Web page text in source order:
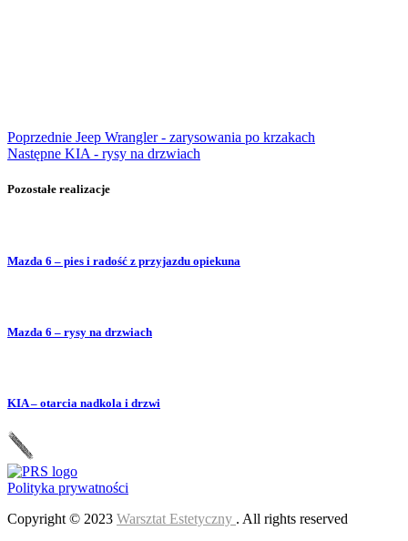
Poprzednie Jeep Wrangler - zarysowania po krzakach
Następne KIA - rysy na drzwiach
Pozostałe realizacje
Mazda 6 – pies i radość z przyjazdu opiekuna
Mazda 6 – rysy na drzwiach
KIA – otarcia nadkola i drzwi
Polityka prywatności
Copyright © 2023 Warsztat Estetyczny . All rights reserved